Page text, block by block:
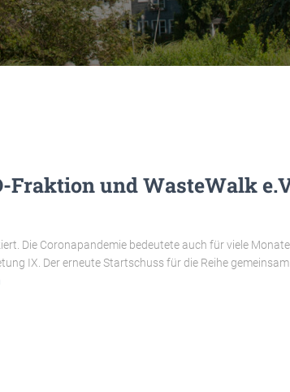
und WasteWalk
Die Coronapandemie bedeutete auch für viele
IX. Der erneute Startschuss für die Reihe